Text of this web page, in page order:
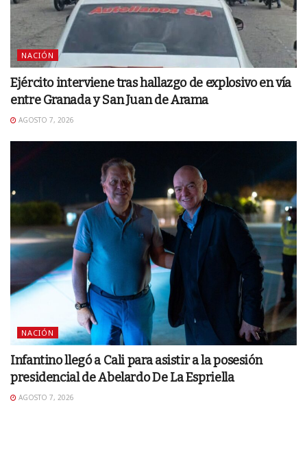
NACIÓN
Ejército interviene tras hallazgo de explosivo en vía
entre Granada y San Juan de Arama
AGOSTO 7, 2026
NACIÓN
Infantino llegó a Cali para asistir a la posesión
presidencial de Abelardo De La Espriella
AGOSTO 7, 2026